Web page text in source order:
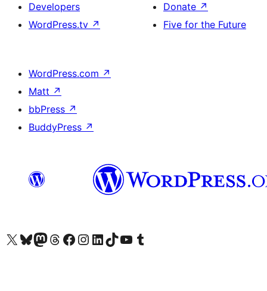
Developers
WordPress.tv ↗
Donate ↗
Five for the Future
WordPress.com ↗
Matt ↗
bbPress ↗
BuddyPress ↗
Visit our X (formerly Twitter) account
Visit our Bluesky account
Visit our Mastodon account
Visit our Threads account
Visit our Facebook page
Visit our Instagram account
Visit our LinkedIn account
Visit our TikTok account
Visit our YouTube channel
Visit our Tumblr account